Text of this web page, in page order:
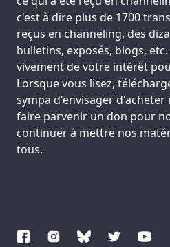
c'est à dire plus de 1700
reçus en channeling, des
bulletins, exposés, blogs,
vivement de votre intérêt
Lorsque vous lisez,
sympa d'envisager d'acheter
faire parvenir un don pour
continuer à mettre nos
tous.